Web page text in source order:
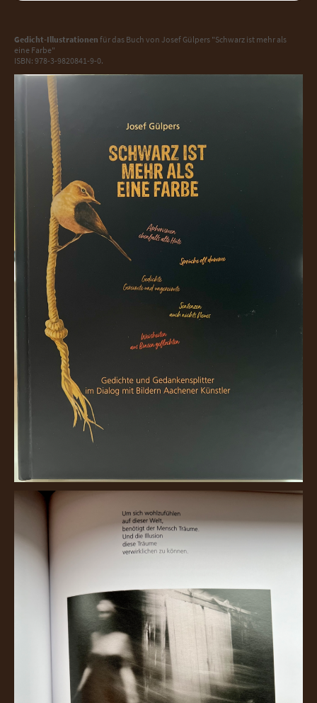
Gedicht-Illustrationen für das Buch von Josef Gülpers "Schwarz ist mehr als
eine Farbe"
ISBN: 978-3-9820841-9-0.